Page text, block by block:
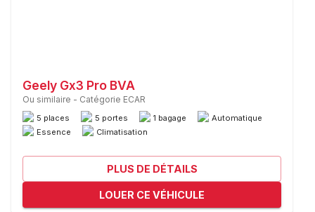
Geely Gx3 Pro BVA
Ou similaire - Catégorie ECAR
5 places 5 portes 1 bagage
Automatique
Essence
Climatisation
PLUS DE DÉTAILS
LOUER CE VÉHICULE